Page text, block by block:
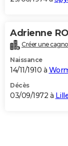
Adrienne
Créer une
Naissance
14/11/1910 à
Décès
03/09/1972 à